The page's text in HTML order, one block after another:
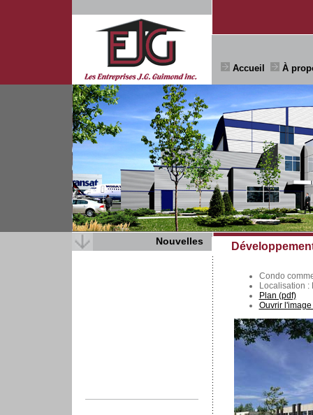
Accueil À
Nouvelles
Condo
Localisation :
Plan (pdf)
Ouvrir